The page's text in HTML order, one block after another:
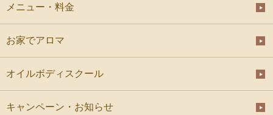
メニュー・料金
お家でアロマ
オイルボディスクール
キャンペーン・お知らせ